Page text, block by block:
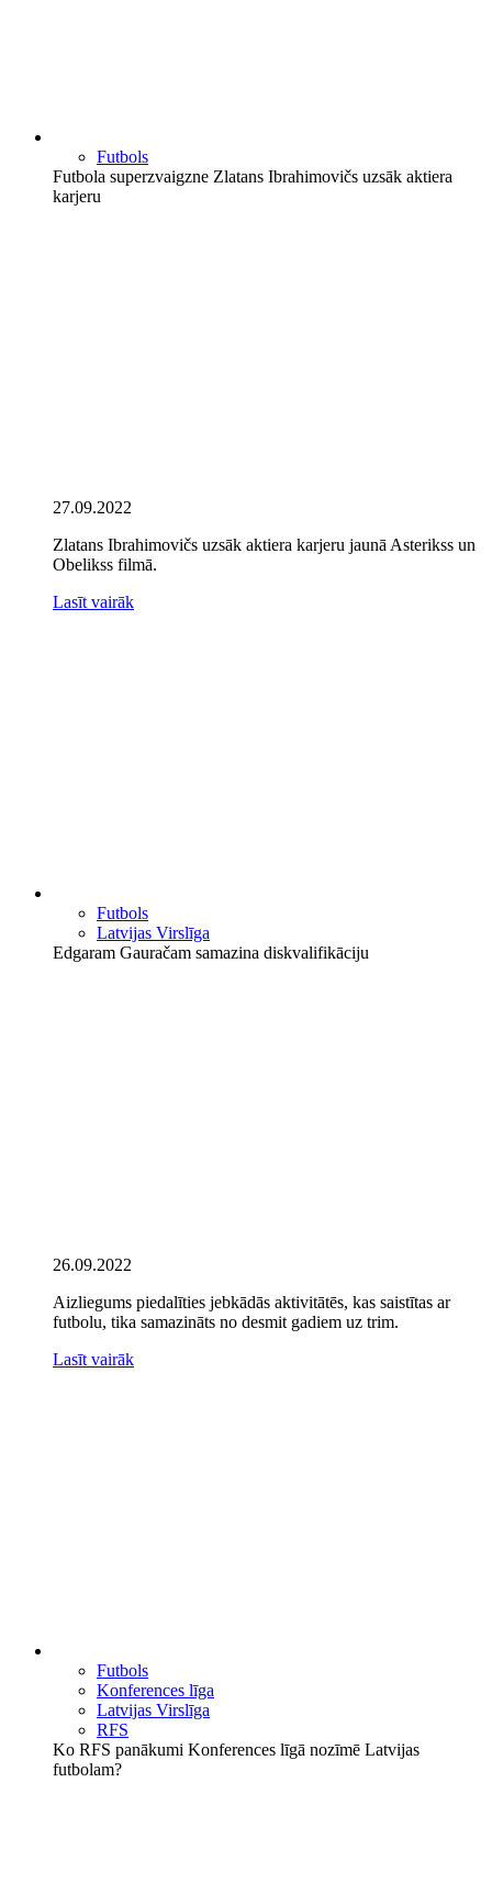
Futbols
Futbola superzvaigzne Zlatans Ibrahimovičs uzsāk aktiera
karjeru
27.09.2022
Zlatans Ibrahimovičs uzsāk aktiera karjeru jaunā Asterikss un
Obelikss filmā.
Lasīt vairāk
Futbols
Latvijas Virslīga
Edgaram Gauračam samazina diskvalifikāciju
26.09.2022
Aizliegums piedalīties jebkādās aktivitātēs, kas saistītas ar
futbolu, tika samazināts no desmit gadiem uz trim.
Lasīt vairāk
Futbols
Konferences līga
Latvijas Virslīga
RFS
Ko RFS panākumi Konferences līgā nozīmē Latvijas
futbolam?